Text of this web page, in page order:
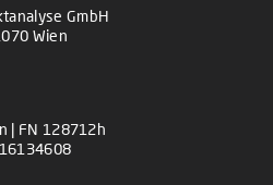
GmbH
Wien
| FN 128712h